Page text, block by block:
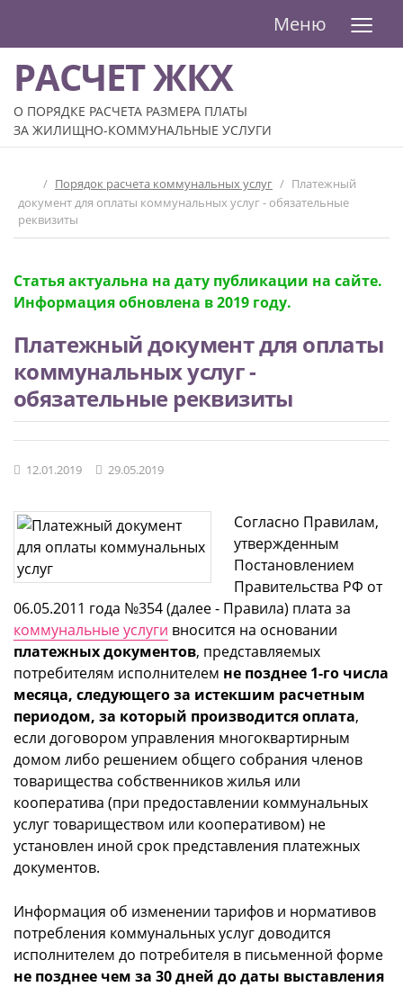
Меню ≡
РАСЧЕТ ЖКХ
О ПОРЯДКЕ РАСЧЕТА РАЗМЕРА ПЛАТЫ
ЗА ЖИЛИЩНО-КОММУНАЛЬНЫЕ УСЛУГИ
/ Порядок расчета коммунальных услуг / Платежный
документ для оплаты коммунальных услуг - обязательные
реквизиты
Статья актуальна на дату публикации на сайте.
Информация обновлена в 2019 году.
Платежный документ для оплаты
коммунальных услуг -
обязательные реквизиты
12.01.2019 29.05.2019
Согласно Правилам,
утвержденным
Постановлением
Правительства РФ от
06.05.2011 года №354 (далее - Правила) плата за
коммунальные услуги вносится на основании
платежных документов, представляемых
потребителям исполнителем не позднее 1-го числа
месяца, следующего за истекшим расчетным
периодом, за который производится оплата,
если договором управления многоквартирным
домом либо решением общего собрания членов
товарищества собственников жилья или
кооператива (при предоставлении коммунальных
услуг товариществом или кооперативом) не
установлен иной срок представления платежных
документов.
Информация об изменении тарифов и нормативов
потребления коммунальных услуг доводится
исполнителем до потребителя в письменной форме
не позднее чем за 30 дней до даты выставления